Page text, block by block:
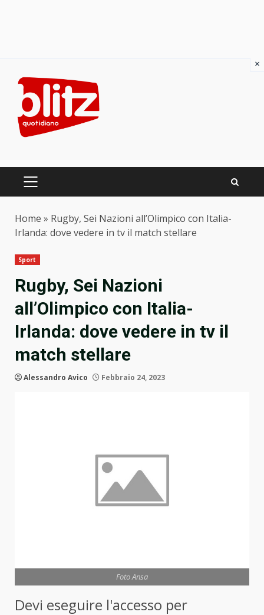
content
PRIMARY
Home » Rugby, Sei Nazioni all’Olimpico con Italia-
Irlanda: dove vedere in tv il match stellare
Sport
Rugby, Sei Nazioni
all’Olimpico con Italia-
Irlanda: dove vedere in tv il
match stellare
Alessandro Avico Febbraio 24, 2023
Foto Ansa
Devi eseguire l'accesso per
×